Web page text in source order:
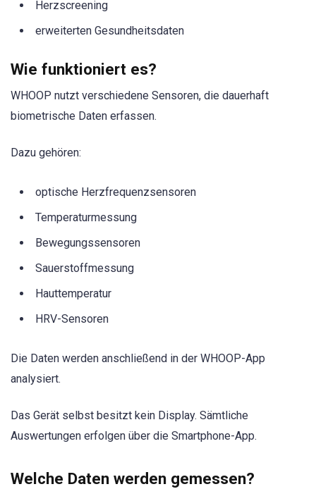
Herzscreening
erweiterten Gesundheitsdaten
Wie funktioniert es?
WHOOP nutzt verschiedene Sensoren, die dauerhaft
biometrische Daten erfassen.
Dazu gehören:
optische Herzfrequenzsensoren
Temperaturmessung
Bewegungssensoren
Sauerstoffmessung
Hauttemperatur
HRV-Sensoren
Die Daten werden anschließend in der WHOOP-App
analysiert.
Das Gerät selbst besitzt kein Display. Sämtliche
Auswertungen erfolgen über die Smartphone-App.
Welche Daten werden gemessen?